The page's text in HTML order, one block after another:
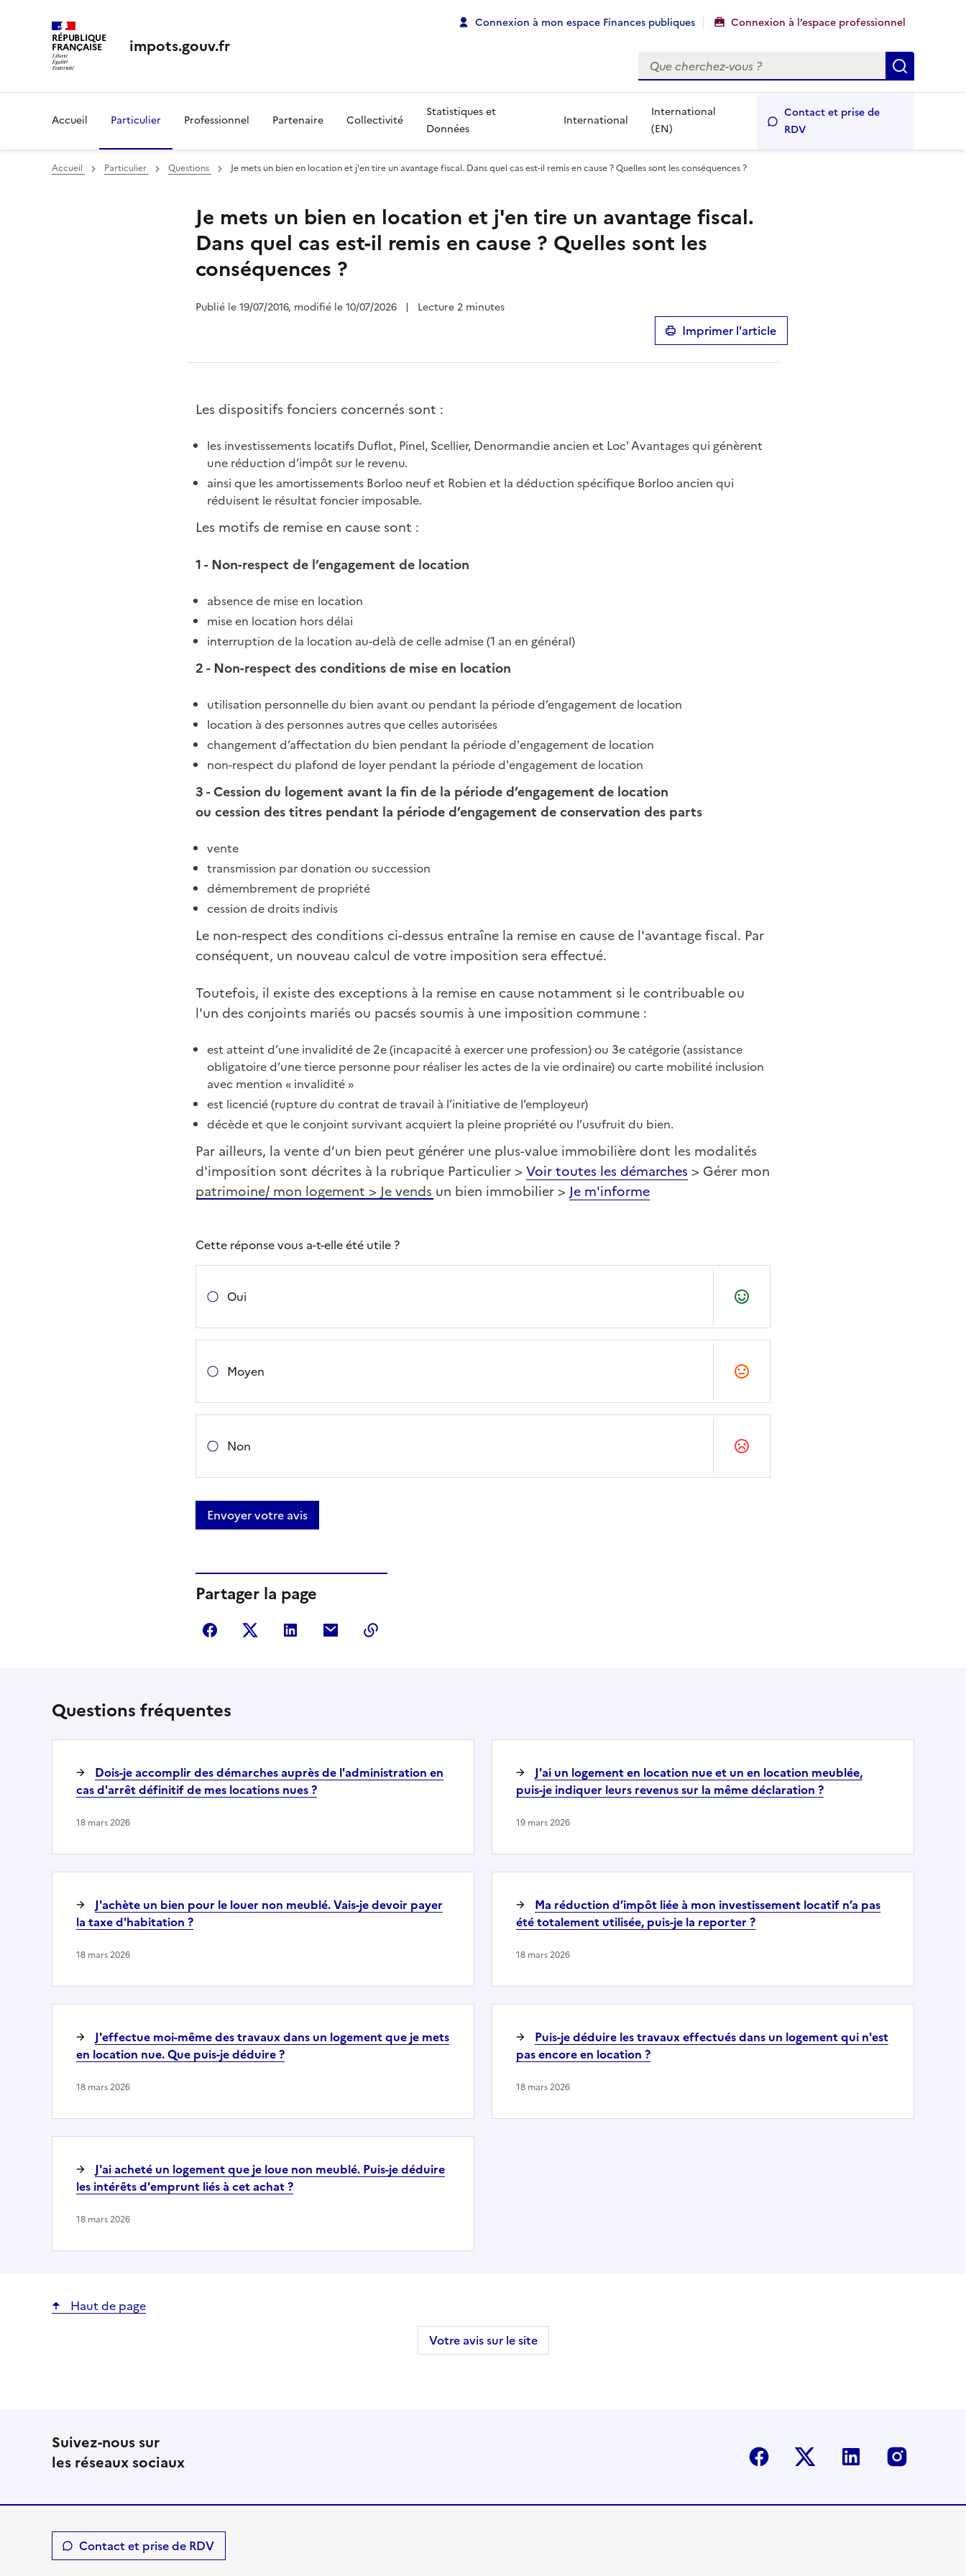
RÉPUBLIQUE
FRANÇAISE impots.gouv.fr
Connexion à mon espace Finances publiques Connexion à l’espace professionnel
Rechercher
Accueil Particulier Professionnel Partenaire Collectivité
Statistiques et
Données
International
International
(EN)
Contact et prise de
RDV
Accueil Particulier Questions Je mets un bien en location et j'en tire un avantage fiscal. Dans quel cas est-il remis en cause ? Quelles sont les conséquences ?
Je mets un bien en location et j'en tire un avantage fiscal.
Dans quel cas est-il remis en cause ? Quelles sont les
conséquences ?
Publié le 19/07/2016, modifié le 10/07/2026 | Lecture 2 minutes
Imprimer l'article
Les dispositifs fonciers concernés sont :
les investissements locatifs Duflot, Pinel, Scellier, Denormandie ancien et Loc' Avantages qui génèrent
une réduction d’impôt sur le revenu.
ainsi que les amortissements Borloo neuf et Robien et la déduction spécifique Borloo ancien qui
réduisent le résultat foncier imposable.
Les motifs de remise en cause sont :
1 - Non-respect de l’engagement de location
absence de mise en location
mise en location hors délai
interruption de la location au-delà de celle admise (1 an en général)
2 - Non-respect des conditions de mise en location
utilisation personnelle du bien avant ou pendant la période d’engagement de location
location à des personnes autres que celles autorisées
changement d’affectation du bien pendant la période d'engagement de location
non-respect du plafond de loyer pendant la période d'engagement de location
3 - Cession du logement avant la fin de la période d’engagement de location
ou cession des titres pendant la période d’engagement de conservation des parts
vente
transmission par donation ou succession
démembrement de propriété
cession de droits indivis
Le non-respect des conditions ci-dessus entraîne la remise en cause de l'avantage fiscal. Par
conséquent, un nouveau calcul de votre imposition sera effectué.
Toutefois, il existe des exceptions à la remise en cause notamment si le contribuable ou
l'un des conjoints mariés ou pacsés soumis à une imposition commune :
est atteint d’une invalidité de 2e (incapacité à exercer une profession) ou 3e catégorie (assistance
obligatoire d’une tierce personne pour réaliser les actes de la vie ordinaire) ou carte mobilité inclusion
avec mention « invalidité »
est licencié (rupture du contrat de travail à l’initiative de l’employeur)
décède et que le conjoint survivant acquiert la pleine propriété ou l’usufruit du bien.
Par ailleurs, la vente d’un bien peut générer une plus-value immobilière dont les modalités
d'imposition sont décrites à la rubrique Particulier > Voir toutes les démarches > Gérer mon
patrimoine/ mon logement > Je vends un bien immobilier > Je m'informe
Cette réponse vous a-t-elle été utile ?
Oui
Moyen
Non
Envoyer votre avis
Partager la page
Partager sur Facebook
Partager sur Twitter
Partager sur LinkedIn
Partager par courriel
Questions fréquentes
Dois-je accomplir des démarches auprès de l'administration en
cas d'arrêt définitif de mes locations nues ?
18 mars 2026
J'ai un logement en location nue et un en location meublée,
puis-je indiquer leurs revenus sur la même déclaration ?
19 mars 2026
J'achète un bien pour le louer non meublé. Vais-je devoir payer
la taxe d'habitation ?
18 mars 2026
Ma réduction d’impôt liée à mon investissement locatif n’a pas
été totalement utilisée, puis-je la reporter ?
18 mars 2026
J'effectue moi-même des travaux dans un logement que je mets
en location nue. Que puis-je déduire ?
18 mars 2026
Puis-je déduire les travaux effectués dans un logement qui n'est
pas encore en location ?
18 mars 2026
J'ai acheté un logement que je loue non meublé. Puis-je déduire
les intérêts d'emprunt liés à cet achat ?
18 mars 2026
Haut de page
Votre avis sur le site
Suivez-nous sur
les réseaux sociaux
Facebook Twitter-X Linkedin
Contact et prise de RDV